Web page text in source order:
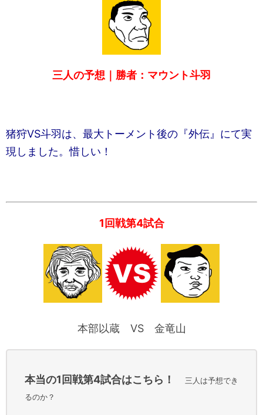
三人の予想｜勝者：マウント斗羽
猪狩VS斗羽は、最大トーメント後の『外伝』にて実
現しました。惜しい！
1回戦第4試合
本部以蔵 VS 金竜山
本当の1回戦第4試合はこちら！
三人は予想でき
るのか？